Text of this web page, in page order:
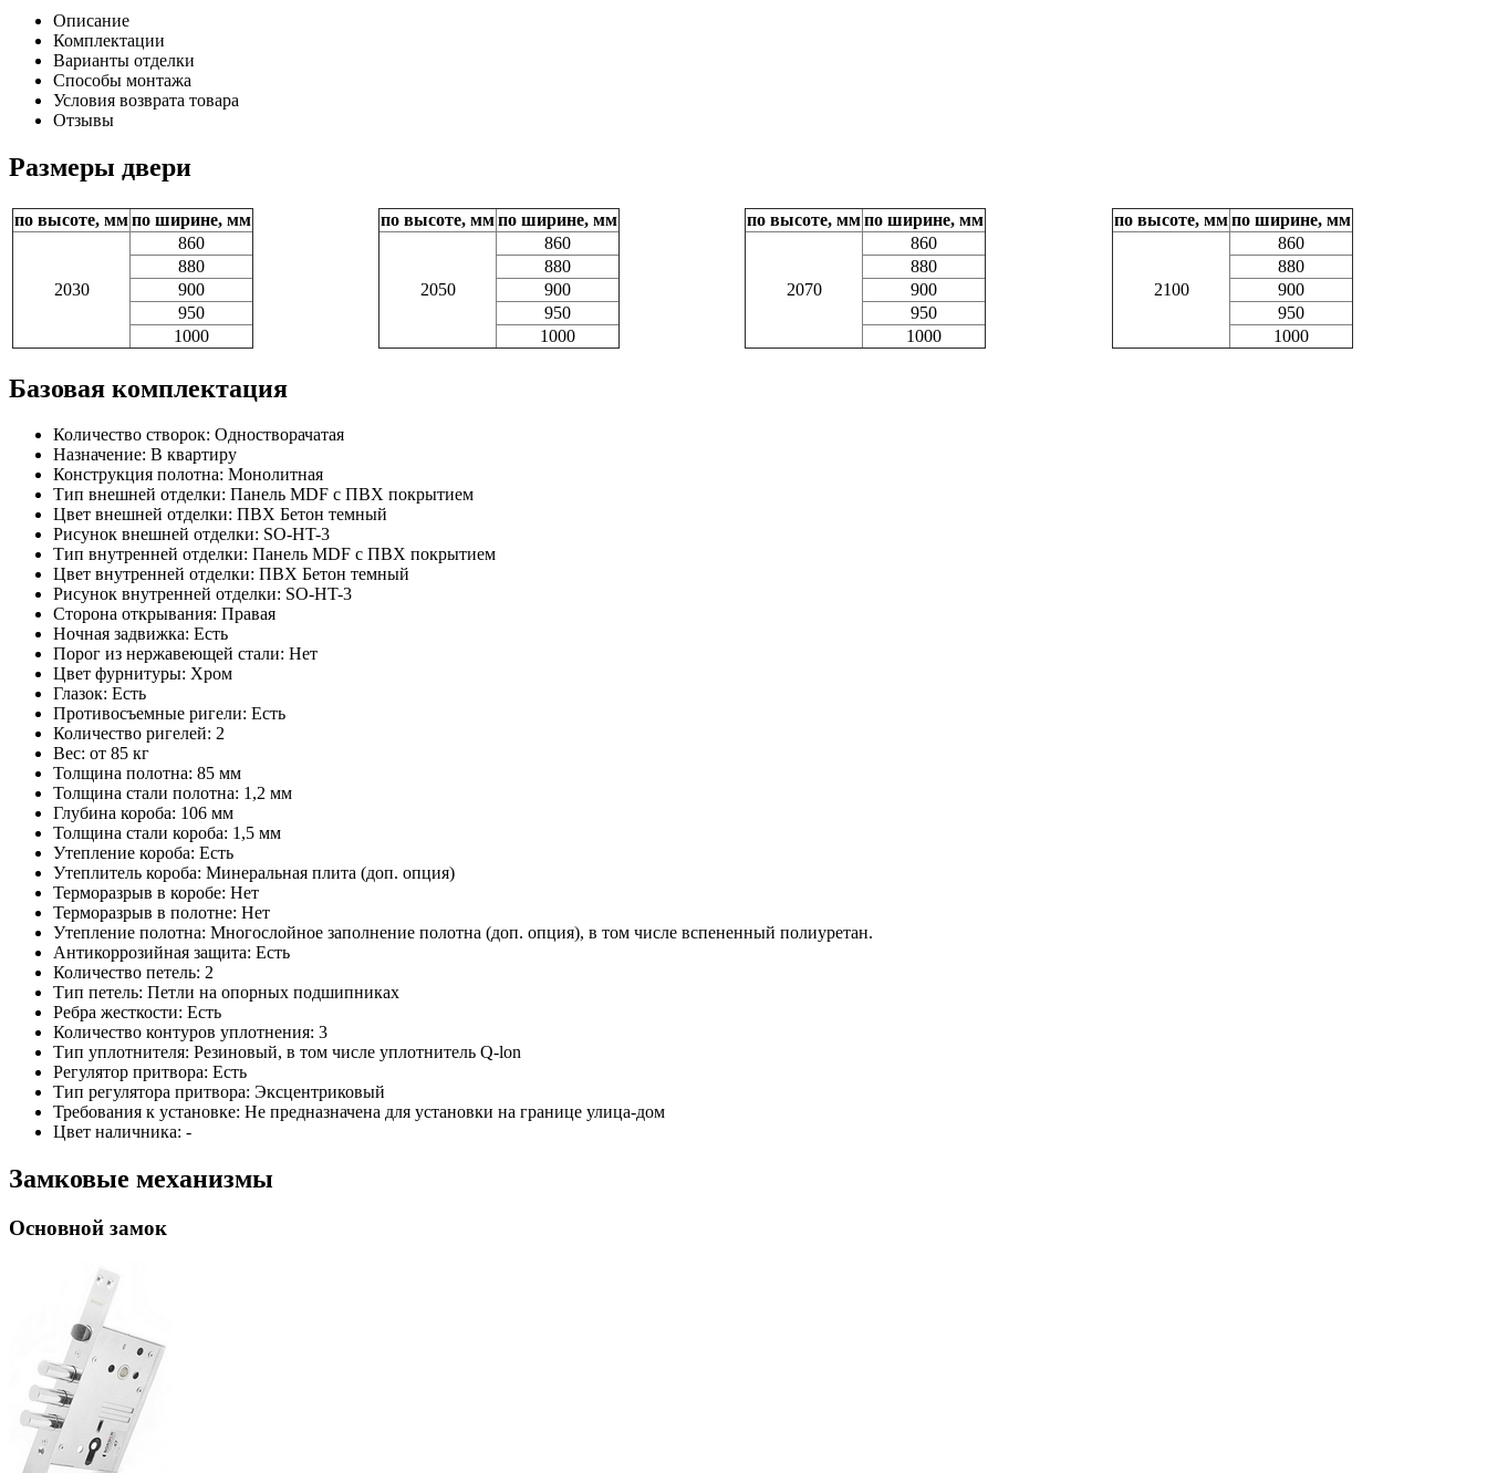
Описание
Комплектации
Варианты отделки
Способы монтажа
Условия возврата товара
Отзывы
Размеры двери
по высоте, ммпо ширине, мм
2030
860
880
900
950
1000
по высоте, ммпо ширине, мм
2050
860
880
900
950
1000
по высоте, ммпо ширине, мм
2070
860
880
900
950
1000
по высоте, ммпо ширине, мм
2100
860
880
900
950
1000
Базовая комплектация
Количество створок: Одностворачатая
Назначение: В квартиру
Конструкция полотна: Монолитная
Тип внешней отделки: Панель MDF с ПВХ покрытием
Цвет внешней отделки: ПВХ Бетон темный
Рисунок внешней отделки: SO-HT-3
Тип внутренней отделки: Панель MDF с ПВХ покрытием
Цвет внутренней отделки: ПВХ Бетон темный
Рисунок внутренней отделки: SO-HT-3
Сторона открывания: Правая
Ночная задвижка: Есть
Порог из нержавеющей стали: Нет
Цвет фурнитуры: Хром
Глазок: Есть
Противосъемные ригели: Есть
Количество ригелей: 2
Вес: от 85 кг
Толщина полотна: 85 мм
Толщина стали полотна: 1,2 мм
Глубина короба: 106 мм
Толщина стали короба: 1,5 мм
Утепление короба: Есть
Утеплитель короба: Минеральная плита (доп. опция)
Терморазрыв в коробе: Нет
Терморазрыв в полотне: Нет
Утепление полотна: Многослойное заполнение полотна (доп. опция), в том числе вспененный полиуретан.
Антикоррозийная защита: Есть
Количество петель: 2
Тип петель: Петли на опорных подшипниках
Ребра жесткости: Есть
Количество контуров уплотнения: 3
Тип уплотнителя: Резиновый, в том числе уплотнитель Q-lon
Регулятор притвора: Есть
Тип регулятора притвора: Эксцентриковый
Требования к установке: Не предназначена для установки на границе улица-дом
Цвет наличника: -
Замковые механизмы
Основной замок